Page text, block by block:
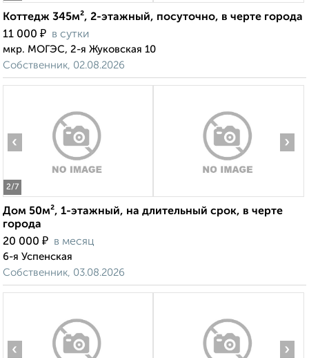
Коттедж 345м², 2-этажный, посуточно, в черте города
11 000 ₽ в сутки
мкр. МОГЭС, 2-я Жуковская 10
Собственник, 02.08.2026
2/7
‹ ›
Дом 50м², 1-этажный, на длительный срок, в черте
города
20 000 ₽ в месяц
6-я Успенская
Собственник, 03.08.2026
‹ ›